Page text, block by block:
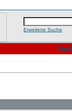
Erweiterte Suche
Top